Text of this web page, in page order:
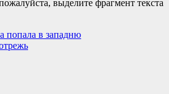
выделите фрагмент текста
попала в западню